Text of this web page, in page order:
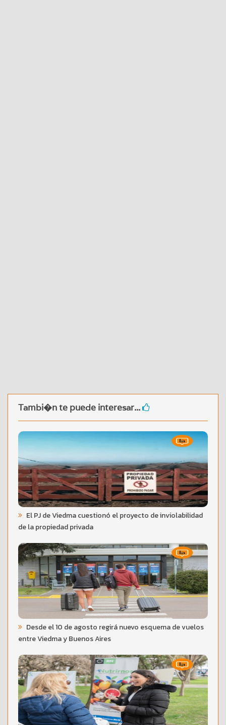
Tambi�n te puede interesar...
El PJ de Viedma cuestionó el proyecto de inviolabilidad
de la propiedad privada
Desde el 10 de agosto regirá nuevo esquema de vuelos
entre Viedma y Buenos Aires